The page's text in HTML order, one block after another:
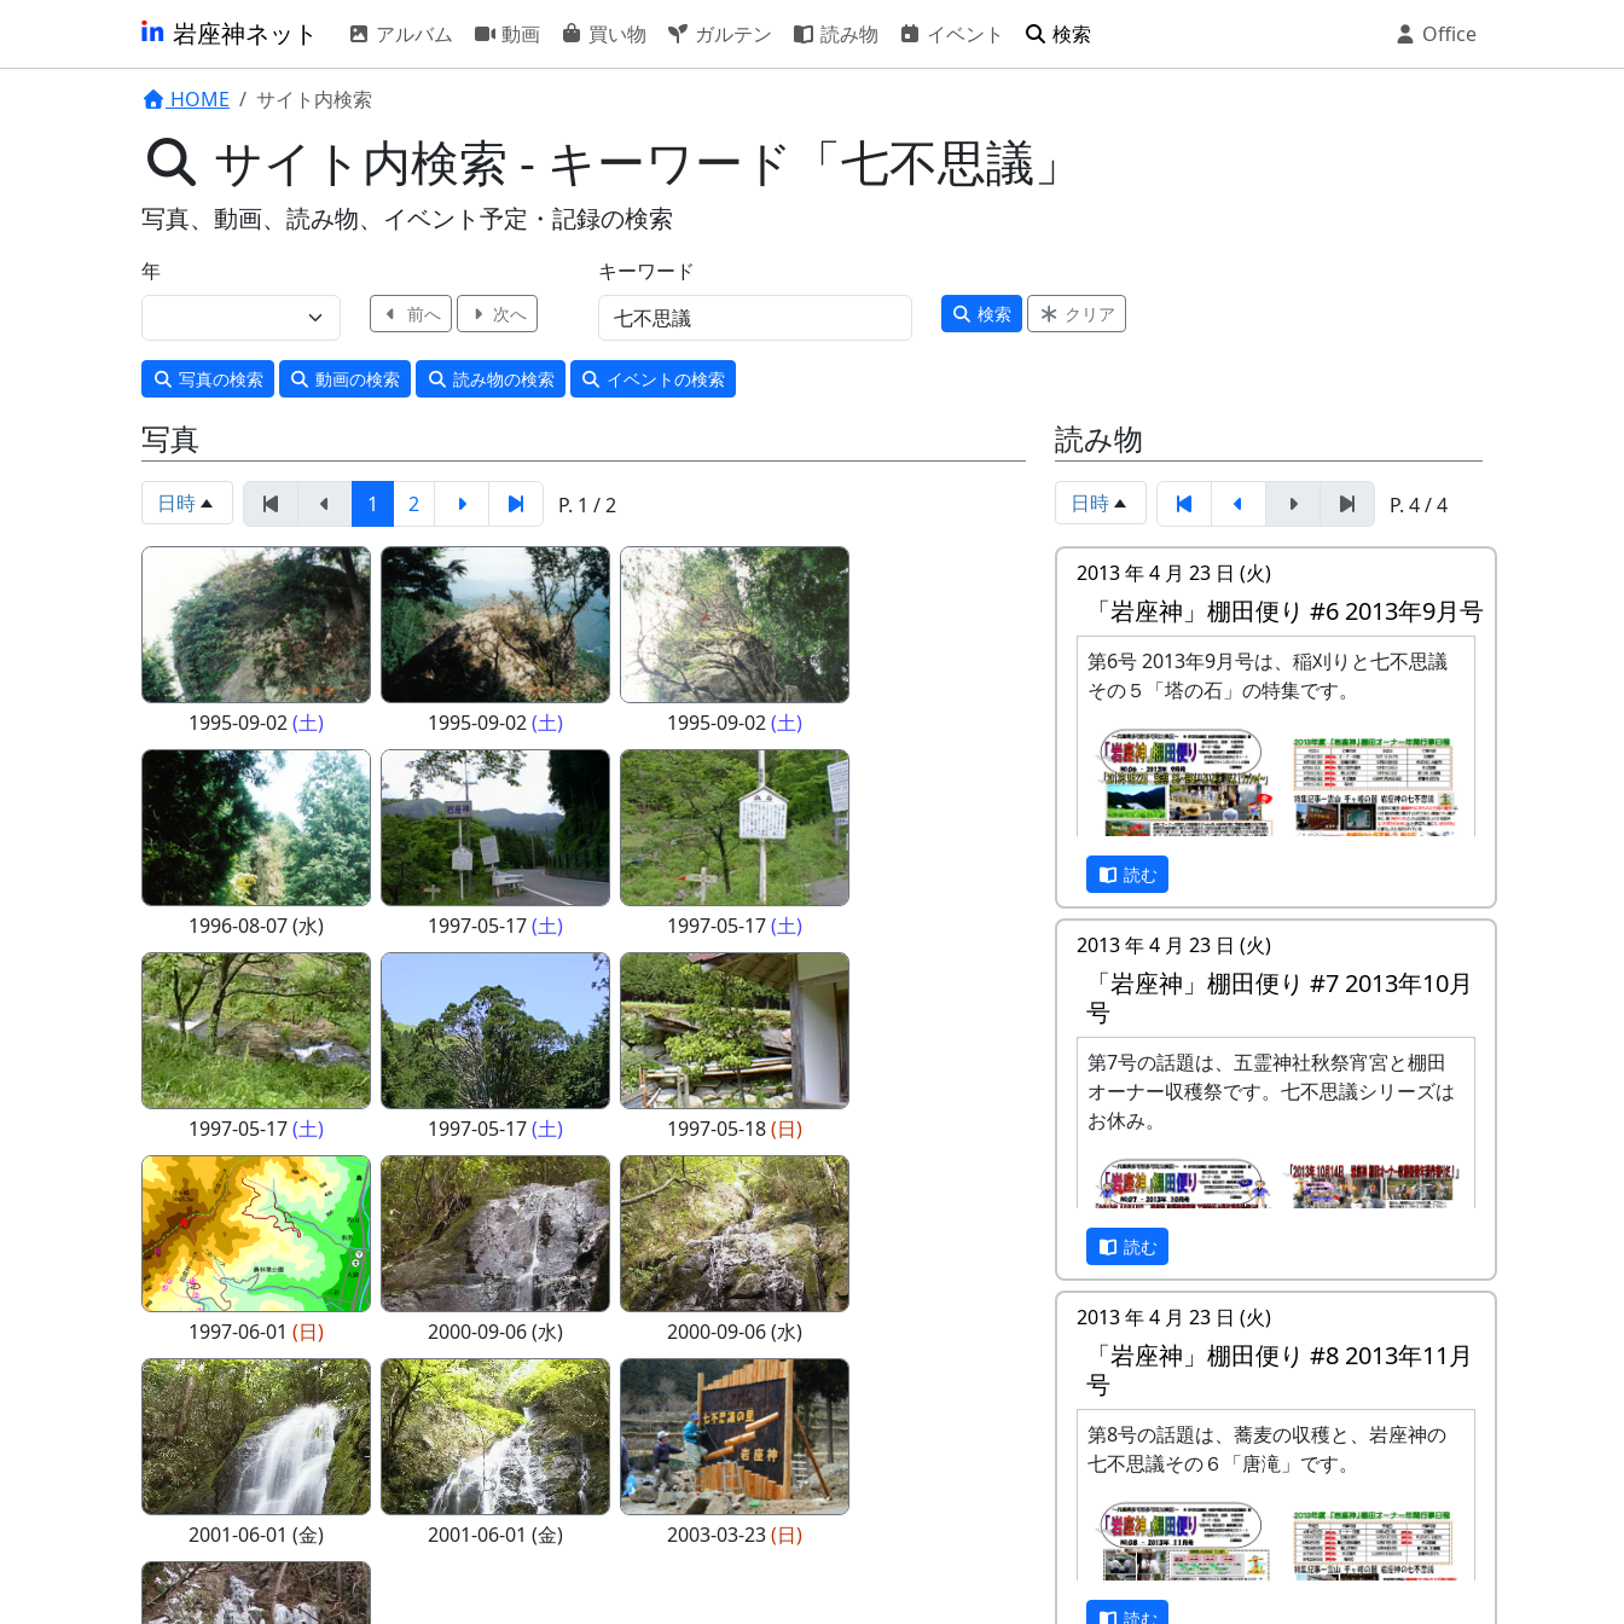
岩座神ネット アルバム 動画 買い物 ガルテン 読み物 イベント 検索 Office
HOME サイト内検索
サイト内検索 - キーワード「七不思議」
写真、動画、読み物、イベント予定・記録の検索
年
前へ 次へ
キーワード
検索 クリア
写真の検索 動画の検索 読み物の検索 イベントの検索
写真
日時 1 2 P. 1 / 2
1995-09-02(土) 1995-09-02(土) 1995-09-02(土)
1996-08-07 (水) 1997-05-17(土) 1997-05-17(土)
1997-05-17(土) 1997-05-17(土) 1997-05-18(日)
1997-06-01 (日) 2000-09-06 (水) 2000-09-06 (水)
2001-06-01 (金) 2001-06-01 (金) 2003-03-23(日)
読み物
日時 P. 4 / 4
2013 年 4 月 23 日 (火)
「岩座神」棚田便り #6 2013年9月号
第6号 2013年9月号は、稲刈りと七不思議
その５「塔の石」の特集です。
「岩座神」棚田便り #6 2013年9月号 (PDF
版)
読む
2013 年 4 月 23 日 (火)
「岩座神」棚田便り #7 2013年10月
号
第7号の話題は、五霊神社秋祭宵宮と棚田
オーナー収穫祭です。七不思議シリーズは
お休み。
「岩座神」棚田便り #7 2013年10月号 (PDF
読む
2013 年 4 月 23 日 (火)
「岩座神」棚田便り #8 2013年11月
号
第8号の話題は、蕎麦の収穫と、岩座神の
七不思議その６「唐滝」です。
読む